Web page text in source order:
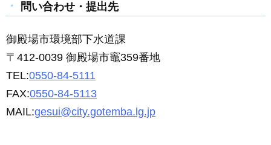
問い合わせ・提出先
御殿場市環境部下水道課
〒412-0039 御殿場市竈359番地
TEL:0550-84-5111
FAX:0550-84-5113
MAIL:gesui@city.gotemba.lg.jp